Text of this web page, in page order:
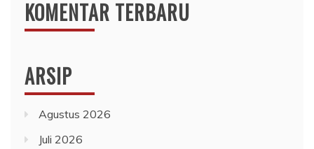
KOMENTAR TERBARU
ARSIP
Agustus 2026
Juli 2026